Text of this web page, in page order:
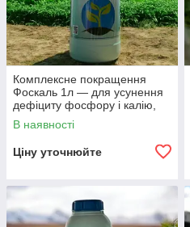
Комплексне покращення
Фоскаль 1л — для усунення
дефіциту фосфору і калію,
стимуляції росту рослин.
В наявності
Ціну уточнюйте